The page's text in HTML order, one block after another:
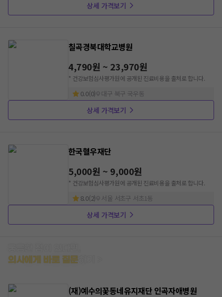
상세 가격보기
칠곡경북대학교병원
4,790원 ~ 23,970원
* 건강보험심사평가원에 공개된 진료비용을 출처로 합니다.
0.0(0) 대구 북구 국우동
상세 가격보기
한국혈우재단
5,000원 ~ 9,000원
* 건강보험심사평가원에 공개된 진료비용을 출처로 합니다.
8.0(2) 서울 서초구 서초1동
상세 가격보기
의사에게 바로 질문
(재)예수의꽃동네유지재단 인곡자애병원